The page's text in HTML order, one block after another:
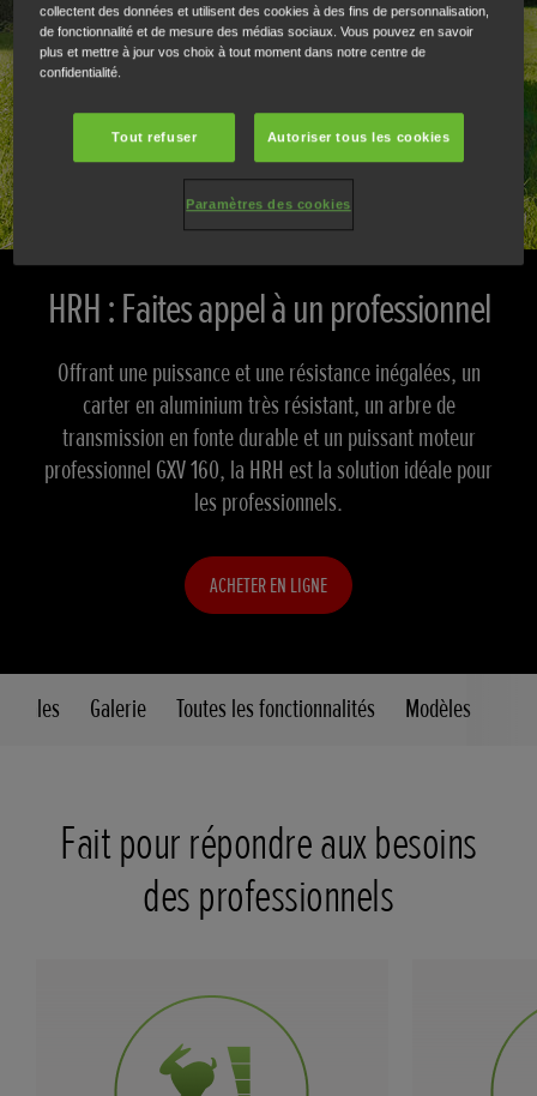
HRH : Faites appel à un professionnel
Offrant une puissance et une résistance inégalées, un
carter en aluminium très résistant, un arbre de
transmission en fonte durable et un puissant moteur
professionnel GXV 160, la HRH est la solution idéale pour
les professionnels.
ACHETER EN LIGNE
Galerie Toutes les fonctionnalités Modèles
Fait pour répondre aux besoins
des professionnels
collectent des données et utilisent des cookies à des fins de personnalisation,
de fonctionnalité et de mesure des médias sociaux. Vous pouvez en savoir
plus et mettre à jour vos choix à tout moment dans notre centre de
confidentialité.
Tout refuser Autoriser tous les cookies
Paramètres des cookies